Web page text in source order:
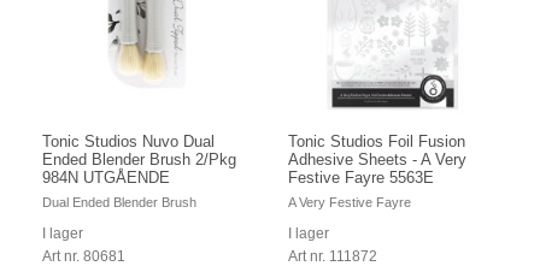
Tonic Studios Nuvo Dual
Ended Blender Brush 2/Pkg
984N UTGÅENDE
Dual Ended Blender Brush
I lager
Art nr. 80681
Tonic Studios Foil Fusion
Adhesive Sheets - A Very
Festive Fayre 5563E
A Very Festive Fayre
I lager
Art nr. 111872